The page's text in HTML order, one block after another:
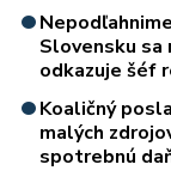
Slovensku sa
odkazuje šéf
Koaličný
malých
spotrebnú